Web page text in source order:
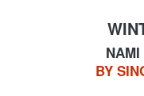
BY